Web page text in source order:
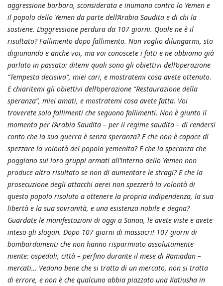
aggressione barbara, sconsiderata e inumana contro lo Yemen e
il popolo dello Yemen da parte dell’Arabia Saudita e di chi la
sostiene. L’aggressione perdura da 107 giorni. Quale ne è il
risultato? Fallimento dopo fallimento. Non voglio dilungarmi, sto
digiunando e anche voi, ma voi conoscete i fatti e ne abbiamo già
parlato in passato: ditemi quali sono gli obiettivi dell’operazione
“Tempesta decisiva”, miei cari, e mostratemi cosa avete ottenuto.
E chiaritemi gli obiettivi dell’operazione “Restaurazione della
speranza”, miei amati, e mostratemi cosa avete fatta. Voi
troverete solo fallimenti che seguono fallimenti. Non è giunto il
momento per l’Arabia Saudita – per il regime saudita – di rendersi
conto che la sua guerra è senza speranza? E che non è capace di
spezzare la volontà del popolo yemenita? E che la speranza che
poggiano sui loro gruppi armati all’interno dello Yemen non
produce altro risultato se non di aumentare le stragi? E che la
prosecuzione degli attacchi aerei non spezzerà la volontà di
questo popolo risoluto a ottenere la propria indipendenza, la sua
libertà e la sua sovranità, e una esistenza nobile e degna?
Guardate le manifestazioni di oggi a Sanaa, le avete viste e avete
inteso gli slogan. Dopo 107 giorni di massacri! 107 giorni di
bombardamenti che non hanno risparmiato assolutamente
niente: ospedali, città – perfino durante il mese di Ramadan –
mercati… Vedono bene che si tratta di un mercato, non si tratta
di errore, e non è che qualcuno abbia piazzato una Katiusha in